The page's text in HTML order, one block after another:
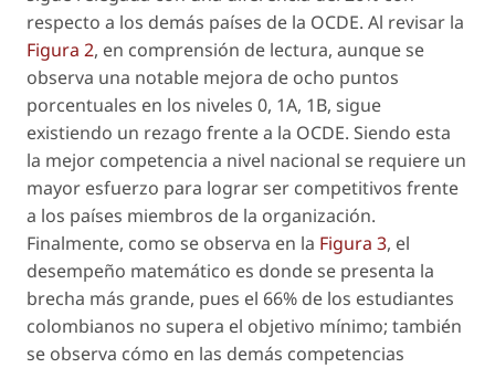
respecto a los demás países de la OCDE. Al revisar la
Figura 2, en comprensión de lectura, aunque se
observa una notable mejora de ocho puntos
porcentuales en los niveles 0, 1A, 1B, sigue
existiendo un rezago frente a la OCDE. Siendo esta
la mejor competencia a nivel nacional se requiere un
mayor esfuerzo para lograr ser competitivos frente
a los países miembros de la organización.
Finalmente, como se observa en la Figura 3, el
desempeño matemático es donde se presenta la
brecha más grande, pues el 66% de los estudiantes
colombianos no supera el objetivo mínimo; también
se observa cómo en las demás competencias